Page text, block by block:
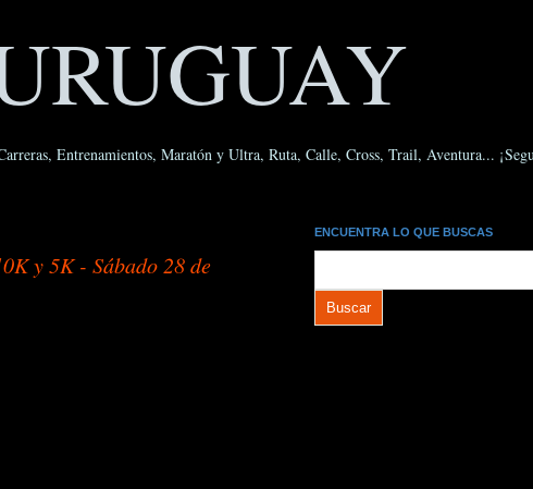
Entrenamientos, Maratón y Ultra, Ruta, Calle, Cross, Trail, Aventura...
y 5K - Sábado 28 de
ENCUENTRA LO QUE BUSCAS